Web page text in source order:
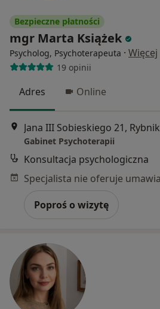
Bezpieczne płatności
mgr Marta Książek
Psycholog, Psychoterapeuta · Więcej
19 opinii
Adres Online
Jana III Sobieskiego 21, Rybnik
Gabinet Psychoterapii
Konsultacja psychologiczna
Poproś o wizytę